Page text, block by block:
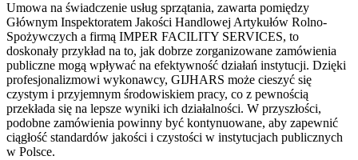
Umowa na świadczenie usług sprzątania, zawarta pomiędzy
Głównym Inspektoratem Jakości Handlowej Artykułów Rolno-
Spożywczych a firmą IMPER FACILITY SERVICES, to
doskonały przykład na to, jak dobrze zorganizowane zamówienia
publiczne mogą wpływać na efektywność działań instytucji. Dzięki
profesjonalizmowi wykonawcy, GIJHARS może cieszyć się
czystym i przyjemnym środowiskiem pracy, co z pewnością
przekłada się na lepsze wyniki ich działalności. W przyszłości,
podobne zamówienia powinny być kontynuowane, aby zapewnić
ciągłość standardów jakości i czystości w instytucjach publicznych
w Polsce.